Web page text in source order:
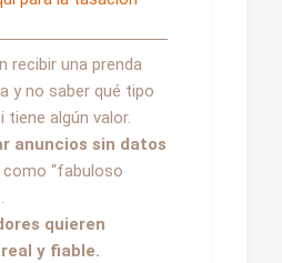
recibir una prenda
y no saber qué tipo
tiene algún valor.
anuncios sin datos
“fabuloso
quieren
y fiable.